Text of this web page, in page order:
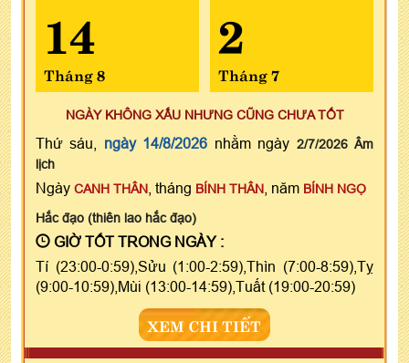
14
Tháng 8
2
Tháng 7
NGÀY KHÔNG XẤU NHƯNG CŨNG CHƯA TỐT
Thứ sáu, ngày 14/8/2026 nhằm ngày 2/7/2026 Âm
lịch
Ngày CANH THÂN , tháng BÍNH THÂN , năm BÍNH NGỌ
Hắc đạo (thiên lao hắc đạo)
GIỜ TỐT TRONG NGÀY :
Tí (23:00-0:59),Sửu (1:00-2:59),Thìn (7:00-8:59),Tỵ
(9:00-10:59),Mùi (13:00-14:59),Tuất (19:00-20:59)
XEM CHI TIẾT